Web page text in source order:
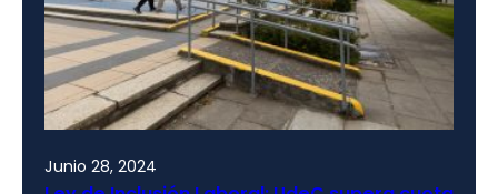
Junio 28, 2024